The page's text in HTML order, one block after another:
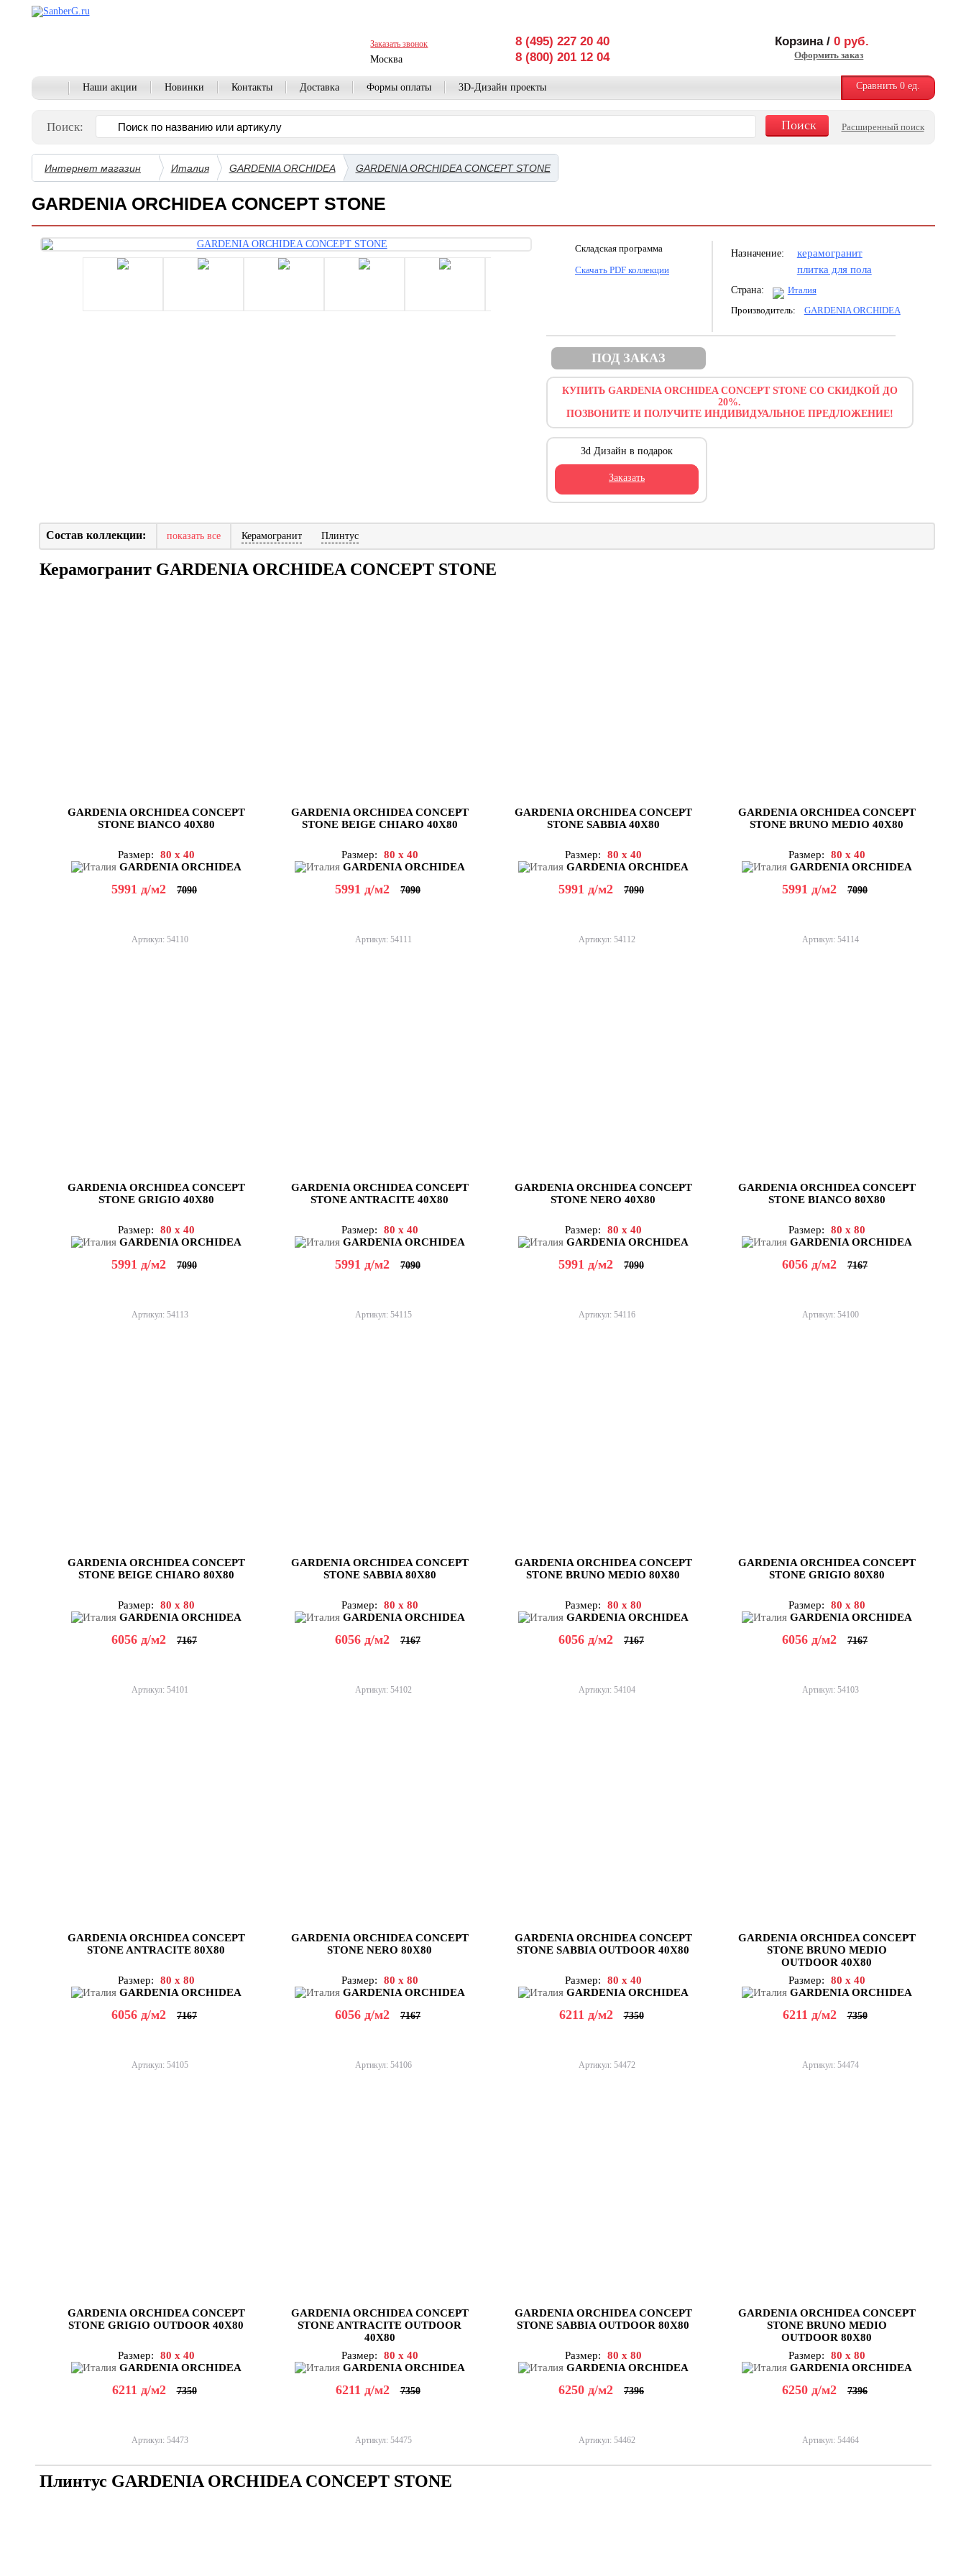
Заказать звонок
Москва
8 (495) 227 20 40
8 (800) 201 12 04
Корзина /0 руб.
Оформить заказ
Наши акции Новинки Контакты Доставка Формы оплаты 3D-Дизайн проекты Сравнить 0ед.
Поиск: Расширенный поиск
Интернет магазин Италия GARDENIA ORCHIDEA GARDENIA ORCHIDEA CONCEPT STONE
GARDENIA ORCHIDEA CONCEPT STONE
Складская программа
Скачать PDF коллекции
Назначение:
керамогранит
плитка для пола
Страна:
Италия
Производитель:
GARDENIA ORCHIDEA
ПОД ЗАКАЗ
КУПИТЬ GARDENIA ORCHIDEA CONCEPT STONE СО СКИДКОЙ ДО
20%.
ПОЗВОНИТЕ И ПОЛУЧИТЕ ИНДИВИДУАЛЬНОЕ ПРЕДЛОЖЕНИЕ!
3d Дизайн в подарок
Заказать
Состав коллекции: показать все Керамогранит Плинтус
Керамогранит GARDENIA ORCHIDEA CONCEPT STONE
GARDENIA ORCHIDEA CONCEPT
STONE BIANCO 40X80
Размер:
80 x 40
GARDENIA ORCHIDEA
5991 д/м2 7090
Артикул: 54110
GARDENIA ORCHIDEA CONCEPT
STONE BEIGE CHIARO 40X80
Размер:
80 x 40
GARDENIA ORCHIDEA
5991 д/м2 7090
Артикул: 54111
GARDENIA ORCHIDEA CONCEPT
STONE SABBIA 40X80
Размер:
80 x 40
GARDENIA ORCHIDEA
5991 д/м2 7090
Артикул: 54112
GARDENIA ORCHIDEA CONCEPT
STONE BRUNO MEDIO 40X80
Размер:
80 x 40
GARDENIA ORCHIDEA
5991 д/м2 7090
Артикул: 54114
GARDENIA ORCHIDEA CONCEPT
STONE GRIGIO 40X80
Размер:
80 x 40
GARDENIA ORCHIDEA
5991 д/м2 7090
Артикул: 54113
GARDENIA ORCHIDEA CONCEPT
STONE ANTRACITE 40X80
Размер:
80 x 40
GARDENIA ORCHIDEA
5991 д/м2 7090
Артикул: 54115
GARDENIA ORCHIDEA CONCEPT
STONE NERO 40X80
Размер:
80 x 40
GARDENIA ORCHIDEA
5991 д/м2 7090
Артикул: 54116
GARDENIA ORCHIDEA CONCEPT
STONE BIANCO 80X80
Размер:
80 x 80
GARDENIA ORCHIDEA
6056 д/м2 7167
Артикул: 54100
GARDENIA ORCHIDEA CONCEPT
STONE BEIGE CHIARO 80X80
Размер:
80 x 80
GARDENIA ORCHIDEA
6056 д/м2 7167
Артикул: 54101
GARDENIA ORCHIDEA CONCEPT
STONE SABBIA 80X80
Размер:
80 x 80
GARDENIA ORCHIDEA
6056 д/м2 7167
Артикул: 54102
GARDENIA ORCHIDEA CONCEPT
STONE BRUNO MEDIO 80X80
Размер:
80 x 80
GARDENIA ORCHIDEA
6056 д/м2 7167
Артикул: 54104
GARDENIA ORCHIDEA CONCEPT
STONE GRIGIO 80X80
Размер:
80 x 80
GARDENIA ORCHIDEA
6056 д/м2 7167
Артикул: 54103
GARDENIA ORCHIDEA CONCEPT
STONE ANTRACITE 80X80
Размер:
80 x 80
GARDENIA ORCHIDEA
6056 д/м2 7167
Артикул: 54105
GARDENIA ORCHIDEA CONCEPT
STONE NERO 80X80
Размер:
80 x 80
GARDENIA ORCHIDEA
6056 д/м2 7167
Артикул: 54106
GARDENIA ORCHIDEA CONCEPT
STONE SABBIA OUTDOOR 40X80
Размер:
80 x 40
GARDENIA ORCHIDEA
6211 д/м2 7350
Артикул: 54472
GARDENIA ORCHIDEA CONCEPT
STONE BRUNO MEDIO
OUTDOOR 40X80
Размер:
80 x 40
GARDENIA ORCHIDEA
6211 д/м2 7350
Артикул: 54474
GARDENIA ORCHIDEA CONCEPT
STONE GRIGIO OUTDOOR 40X80
Размер:
80 x 40
GARDENIA ORCHIDEA
6211 д/м2 7350
Артикул: 54473
GARDENIA ORCHIDEA CONCEPT
STONE ANTRACITE OUTDOOR
40X80
Размер:
80 x 40
GARDENIA ORCHIDEA
6211 д/м2 7350
Артикул: 54475
GARDENIA ORCHIDEA CONCEPT
STONE SABBIA OUTDOOR 80X80
Размер:
80 x 80
GARDENIA ORCHIDEA
6250 д/м2 7396
Артикул: 54462
GARDENIA ORCHIDEA CONCEPT
STONE BRUNO MEDIO
OUTDOOR 80X80
Размер:
80 x 80
GARDENIA ORCHIDEA
6250 д/м2 7396
Артикул: 54464
Плинтус GARDENIA ORCHIDEA CONCEPT STONE